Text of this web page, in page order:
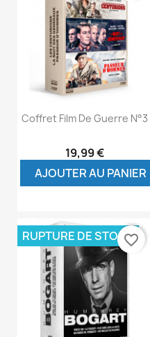
Coffret Film De Guerre N°3
19,99 €
AJOUTER AU PANIER
RUPTURE DE STOCK
favorite_border